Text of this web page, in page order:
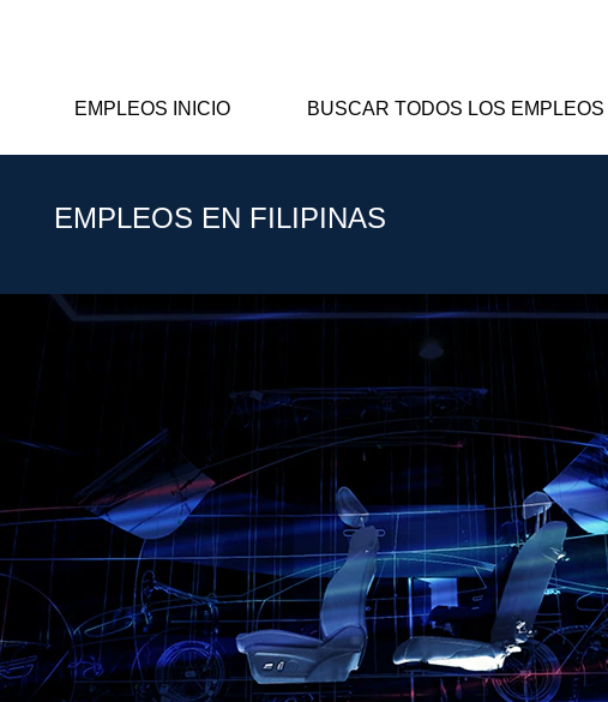
EMPLEOS INICIO BUSCAR TODOS LOS EMPLEOS
EMPLEOS EN FILIPINAS